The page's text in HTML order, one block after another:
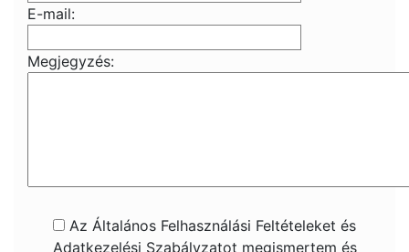
E-mail:
Megjegyzés:
Az Általános Felhasználási Feltételeket és
Adatkezelési Szabályzatot megismertem és